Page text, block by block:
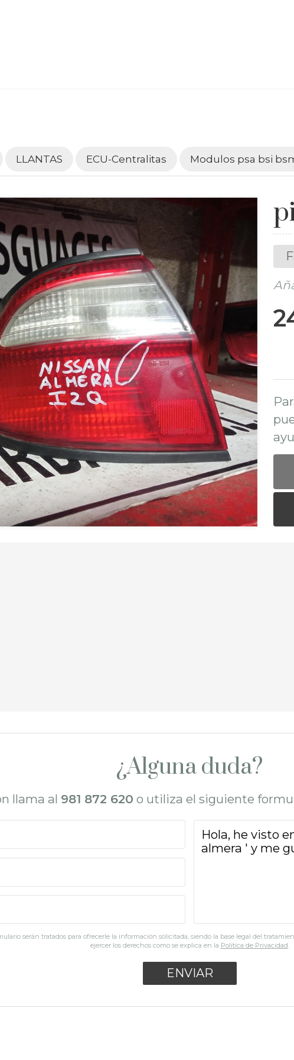
LLANTAS ECU-Centralitas Modulos psa bsi
¿Alguna duda?
llama al 981 872 620 o utiliza el siguiente
serán tratados para ofrecerle la información solicitada, siendo la base legal del
ejercer los derechos como se explica en la Política de Privacidad.